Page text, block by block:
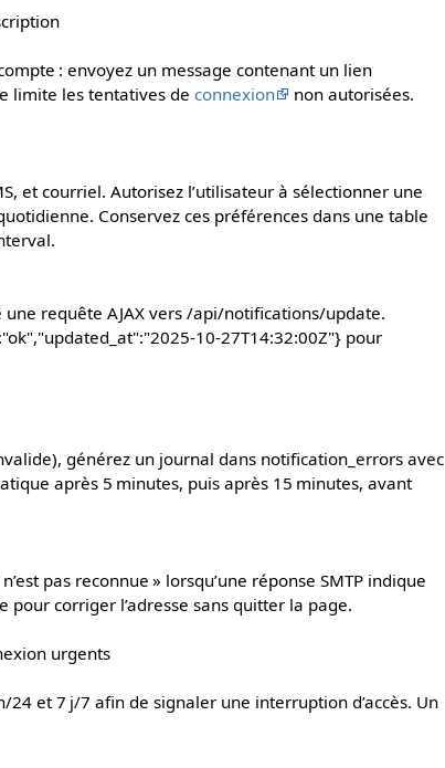
: envoyez un message contenant un lien
limite les tentatives deconnexion non autorisées.
et courriel. Autorisez l’utilisateur à sélectionner une
Conservez ces préférences dans une table
requête AJAX vers /api/notifications/update.
10-27T14:32:00Z"} pour
générez un journal dans notification_errors avec
après 5 minutes, puis après 15 minutes, avant
pas reconnue » lorsqu’une réponse SMTP indique
corriger l’adresse sans quitter la page.
urgents
et 7 j/7 afin de signaler une interruption d’accès. Un